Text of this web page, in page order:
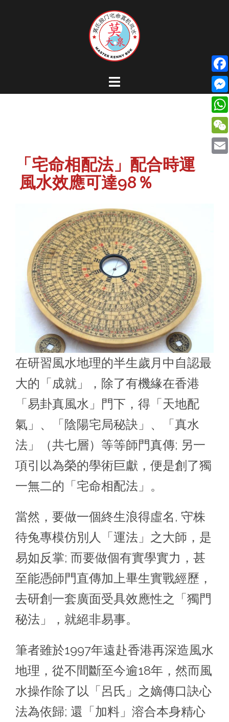
「宅命相配法」配合時運
風水效應可達98％
在研習風水地理的半生歲月中自認最
大的「成就」，除了有機緣在香港
「易卦真風水」門下，得「天地配
氣」、「陰陽宅局秘訣」、「真水
法」（共七層）等等師門真傳; 另一
項引以為榮的學術巨獻，便是創了獨
一無二的「宅命相配法」。
當然，要做一個終生浪得虛名, 守株
待兔專模仿別人「運法」之大師，是
易如反掌; 而要做個有實學實力，甚
至能憑師門直傳加上畢生實戰經歷，
去研創一套廣面受具效應性之「獨門
秘法」，就絕非易事。
筆者雖於1997年遠赴香港再深造風水
地理，從不間斷至今逾18年，然而風
水操作除了以「呂氏」之嫡傳口訣心
法為依歸; 還「加料」溶合本身精心